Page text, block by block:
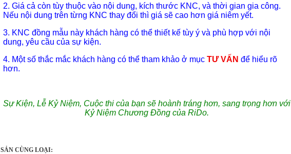
2. Giá cả còn tùy thuộc vào nội dung, kích thước KNC, và thời gian gia công.
Nếu nội dung trên từng KNC thay đổi thì giá sẽ cao hơn giá niêm yết.
3. KNC đồng mẫu này khách hàng có thể thiết kế tùy ý và phù hợp với nội
dung, yêu cầu của sự kiện.
4. Một số thắc mắc khách hàng có thể tham khảo ở mục TƯ VẤN để hiểu rõ
hơn.
Sự Kiện, Lễ Kỷ Niệm, Cuộc thi của bạn sẽ hoành tráng hơn, sang trọng hơn với
Kỷ Niệm Chương Đồng của RiDo.
SẢN CÙNG LOẠI: